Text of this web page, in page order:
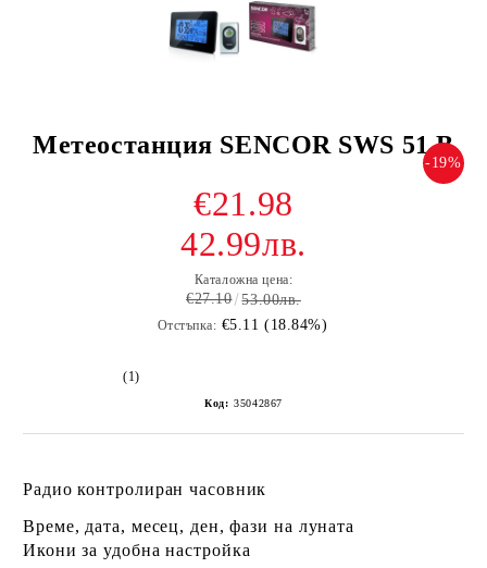
Метеостанция SENCOR SWS 51 B
-19%
€21.98
42.99лв.
Каталожна цена:
€27.10 53.00лв.
Отстъпка: €5.11 (18.84%)
(1)
Код: 35042867
Радио контролиран часовник
Време, дата, месец, ден, фази на луната
Икони за удобна настройка